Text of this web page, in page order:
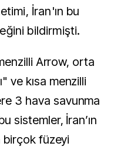
İran'ın bu
bildirmişti.
Arrow, orta
ve kısa menzilli
3 hava savunma
sistemler, İran’ın
birçok füzeyi